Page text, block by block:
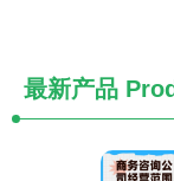
最新产品